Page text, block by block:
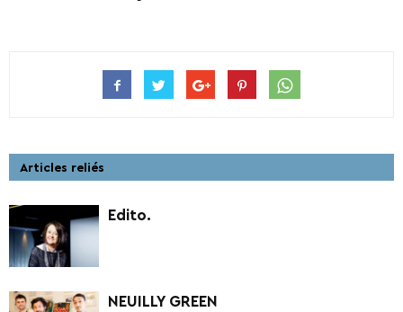
Articles reliés
Edito.
NEUILLY GREEN